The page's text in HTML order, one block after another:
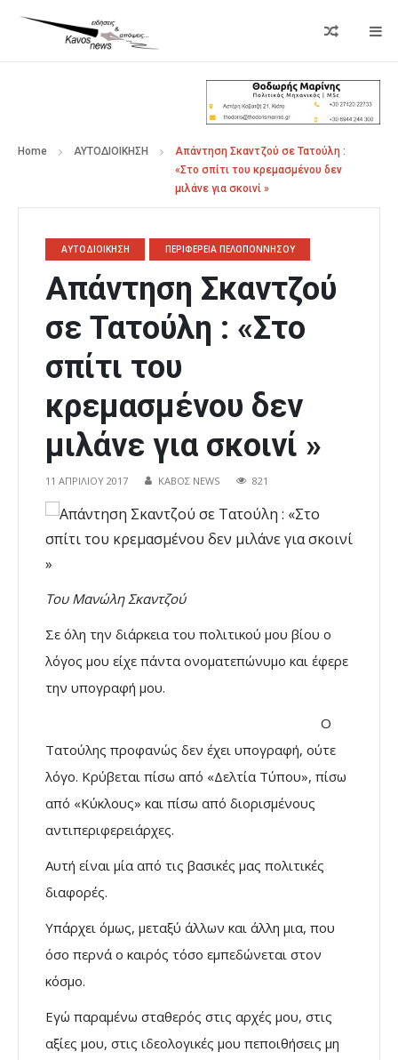
Home ΑΥΤΟΔΙΟΙΚΗΣΗ
Απάντηση Σκαντζού σε Τατούλη :
«Στο σπίτι του κρεμασμένου δεν
μιλάνε για σκοινί »
ΑΥΤΟΔΙΟΙΚΗΣΗ ΠΕΡΙΦΕΡΕΙΑ ΠΕΛΟΠΟΝΝΗΣΟΥ
Απάντηση Σκαντζού
σε Τατούλη : «Στο
σπίτι του
κρεμασμένου δεν
μιλάνε για σκοινί »
11 ΑΠΡΙΛΊΟΥ 2017 ΚΑΒΟΣ NEWS 821
Του Μανώλη Σκαντζού
Σε όλη την διάρκεια του πολιτικού μου βίου ο
λόγος μου είχε πάντα ονοματεπώνυμο και έφερε
την υπογραφή μου.
Ο
Τατούλης προφανώς δεν έχει υπογραφή, ούτε
λόγο. Κρύβεται πίσω από «Δελτία Τύπου», πίσω
από «Κύκλους» και πίσω από διορισμένους
αντιπεριφερειάρχες.
Αυτή είναι μία από τις βασικές μας πολιτικές
διαφορές.
Υπάρχει όμως, μεταξύ άλλων και άλλη μια, που
όσο περνά ο καιρός τόσο εμπεδώνεται στον
κόσμο.
Εγώ παραμένω σταθερός στις αρχές μου, στις
αξίες μου, στις ιδεολογικές μου πεποιθήσεις μη